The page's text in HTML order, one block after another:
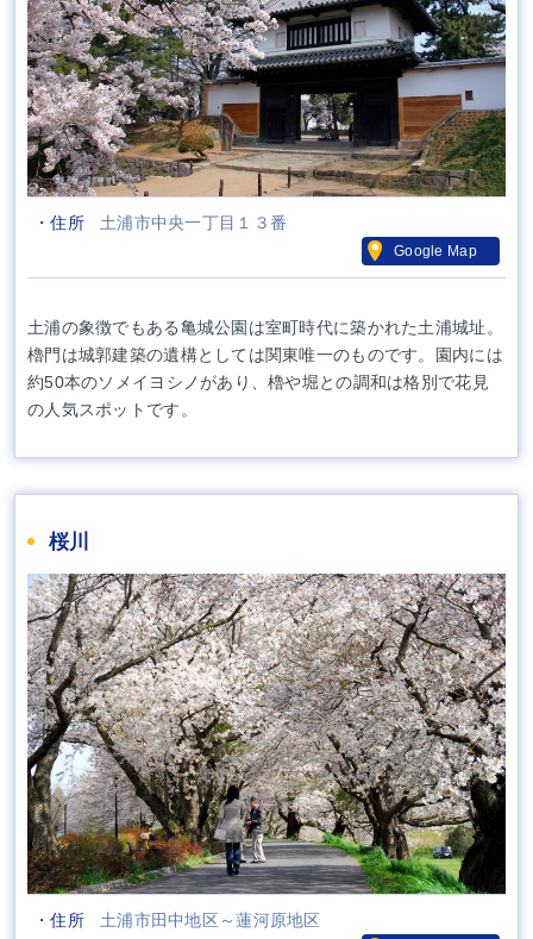
・住所 土浦市中央一丁目１３番
Google Map
土浦の象徴でもある亀城公園は室町時代に築かれた土浦城址。
櫓門は城郭建築の遺構としては関東唯一のものです。園内には
約50本のソメイヨシノがあり、櫓や堀との調和は格別で花見
の人気スポットです。
桜川
・住所 土浦市田中地区～蓮河原地区